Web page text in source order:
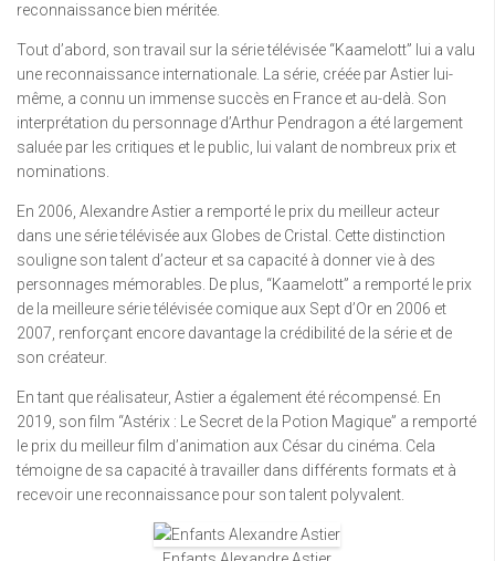
reconnaissance bien méritée.
Tout d’abord, son travail sur la série télévisée “Kaamelott” lui a valu
une reconnaissance internationale. La série, créée par Astier lui-
même, a connu un immense succès en France et au-delà. Son
interprétation du personnage d’Arthur Pendragon a été largement
saluée par les critiques et le public, lui valant de nombreux prix et
nominations.
En 2006, Alexandre Astier a remporté le prix du meilleur acteur
dans une série télévisée aux Globes de Cristal. Cette distinction
souligne son talent d’acteur et sa capacité à donner vie à des
personnages mémorables. De plus, “Kaamelott” a remporté le prix
de la meilleure série télévisée comique aux Sept d’Or en 2006 et
2007, renforçant encore davantage la crédibilité de la série et de
son créateur.
En tant que réalisateur, Astier a également été récompensé. En
2019, son film “Astérix : Le Secret de la Potion Magique” a remporté
le prix du meilleur film d’animation aux César du cinéma. Cela
témoigne de sa capacité à travailler dans différents formats et à
recevoir une reconnaissance pour son talent polyvalent.